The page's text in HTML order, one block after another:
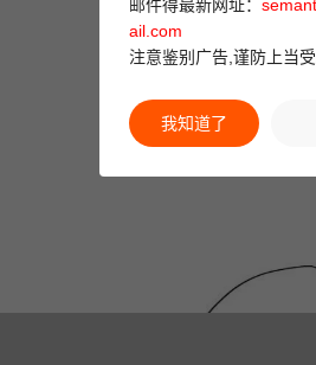
邮件得最新网址：
ail.com
注意鉴别广告,谨防上当受
我知道了